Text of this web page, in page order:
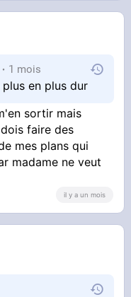
1 mois
en plus dur
sortir mais
faire des
mes plans qui
madame ne veut
il y a un mois